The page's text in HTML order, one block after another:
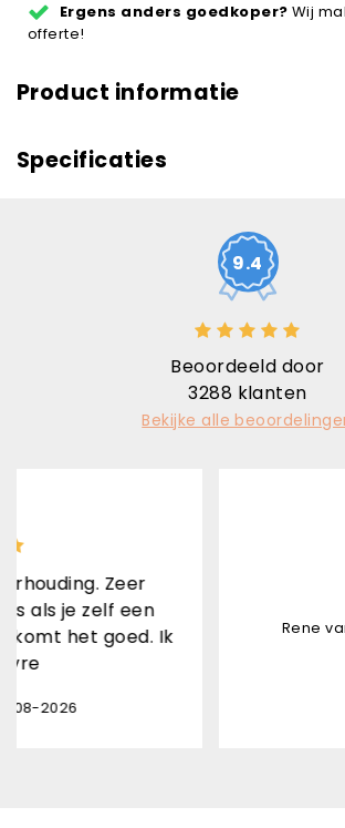
Ergens anders goedkoper? Wij
offerte!
Product informatie
Specificaties
9.4
Beoordeeld door
3288 klanten
Bekijke alle
Zeer
een
Ik
Snel
Rene van den